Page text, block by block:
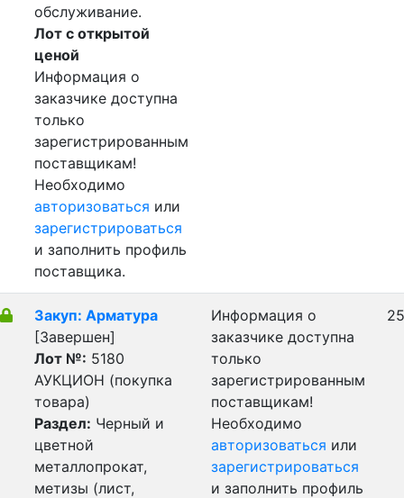
обслуживание.
Лот с открытой
ценой
Информация о
заказчике доступна
только
зарегистрированным
поставщикам!
Необходимо
авторизоваться или
зарегистрироваться
и заполнить профиль
поставщика.
Закуп: Арматура
[Завершен]
Лот №: 5180
АУКЦИОН (покупка
товара)
Раздел: Черный и
цветной
металлопрокат,
метизы (лист,
Информация о
заказчике доступна
только
зарегистрированным
поставщикам!
Необходимо
авторизоваться или
зарегистрироваться
и заполнить профиль